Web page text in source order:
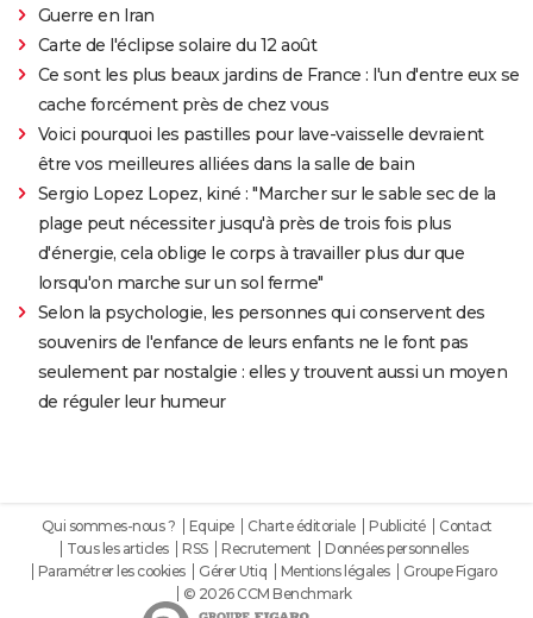
Guerre en Iran
Carte de l'éclipse solaire du 12 août
Ce sont les plus beaux jardins de France : l'un d'entre eux se
cache forcément près de chez vous
Voici pourquoi les pastilles pour lave-vaisselle devraient
être vos meilleures alliées dans la salle de bain
Sergio Lopez Lopez, kiné : "Marcher sur le sable sec de la
plage peut nécessiter jusqu'à près de trois fois plus
d'énergie, cela oblige le corps à travailler plus dur que
lorsqu'on marche sur un sol ferme"
Selon la psychologie, les personnes qui conservent des
souvenirs de l'enfance de leurs enfants ne le font pas
seulement par nostalgie : elles y trouvent aussi un moyen
de réguler leur humeur
Qui sommes-nous ? Equipe Charte éditoriale Publicité
Contact
Tous les articles
RSS Recrutement
Données personnelles
Paramétrer les cookies
Gérer Utiq Mentions légales
Groupe Figaro
© 2026 CCM Benchmark